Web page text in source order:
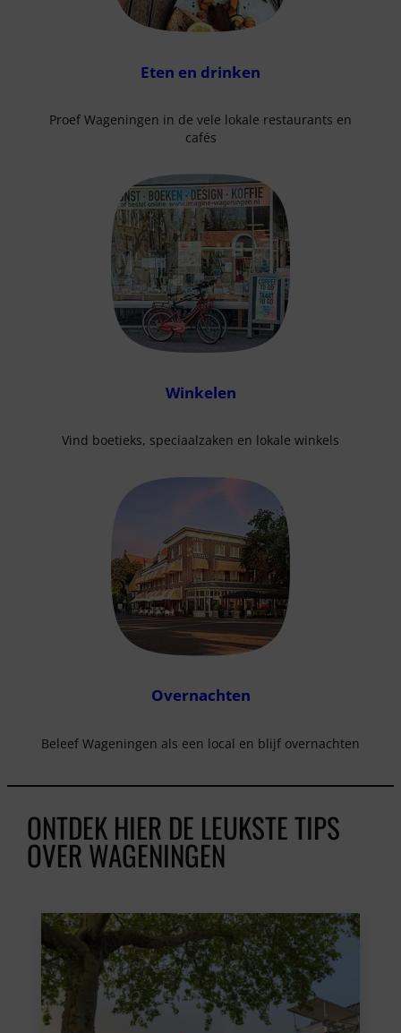
Eten en drinken
Proef Wageningen in de vele lokale restaurants en
cafés
Winkelen
Vind boetieks, speciaalzaken en lokale winkels
Overnachten
Beleef Wageningen als een local en blijf overnachten
ONTDEK HIER DE LEUKSTE TIPS
OVER WAGENINGEN